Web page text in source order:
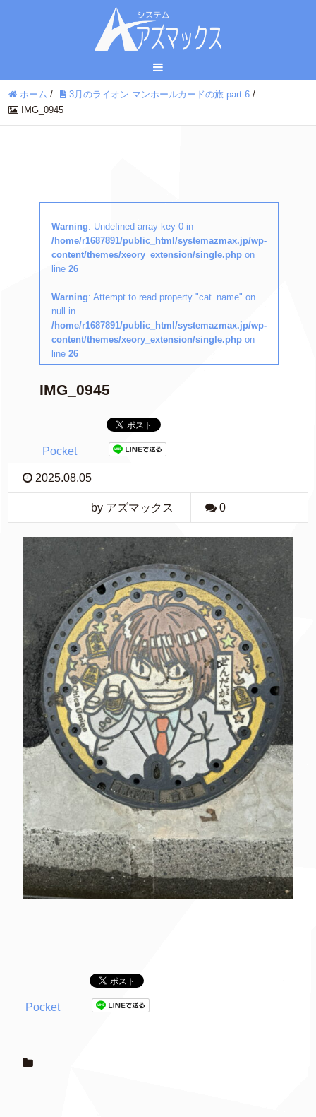
ホーム / 3月のライオン マンホールカードの旅 part.6 /
IMG_0945
Warning: Undefined array key 0 in
/home/r1687891/public_html/systemazmax.jp/wp-
content/themes/xeory_extension/single.php on
line 26
Warning: Attempt to read property "cat_name" on
null in
/home/r1687891/public_html/systemazmax.jp/wp-
content/themes/xeory_extension/single.php on
line 26
IMG_0945
Pocket
2025.08.05
by アズマックス 0
Pocket